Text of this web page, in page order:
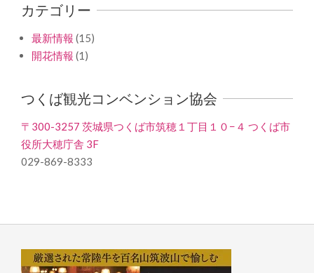
カテゴリー
最新情報 (15)
開花情報 (1)
つくば観光コンベンション協会
〒300-3257 茨城県つくば市筑穂１丁目１０−４ つくば市
役所大穂庁舎 3F
029-869-8333